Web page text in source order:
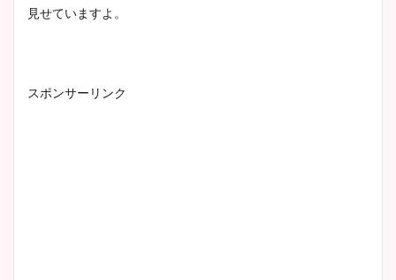
見せていますよ。
スポンサーリンク